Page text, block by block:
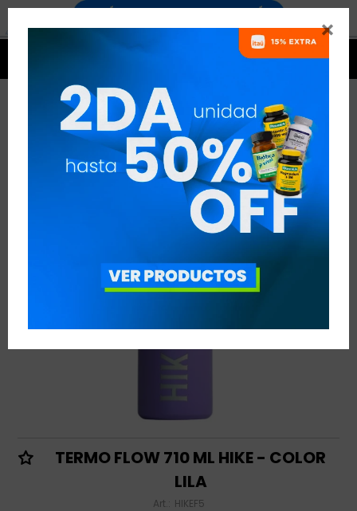

TERMO FLOW 710 ML HIKE - COLOR
LILA
HIKEF5